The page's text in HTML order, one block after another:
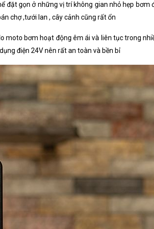
đặt gọn ở những vị trí không gian nhỏ hẹp bơm
chợ ,tưới lan , cây cảnh cũng rất ổn
moto bơm hoạt động êm ái và liên tục trong
điện 24V nên rất an toàn và bền bỉ